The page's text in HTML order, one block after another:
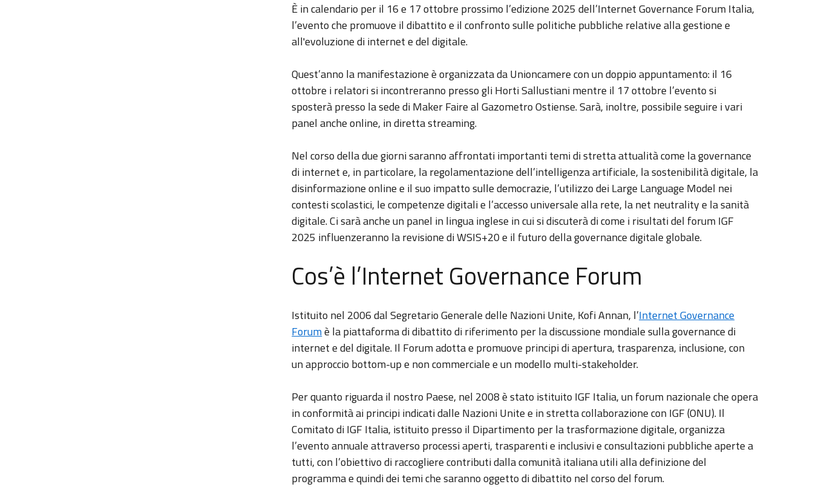
È in calendario per il 16 e 17 ottobre prossimo l’edizione 2025 dell’Internet Governance Forum Italia,
l’evento che promuove il dibattito e il confronto sulle politiche pubbliche relative alla gestione e
all'evoluzione di internet e del digitale.
Quest’anno la manifestazione è organizzata da Unioncamere con un doppio appuntamento: il 16
ottobre i relatori si incontreranno presso gli Horti Sallustiani mentre il 17 ottobre l’evento si
sposterà presso la sede di Maker Faire al Gazometro Ostiense. Sarà, inoltre, possibile seguire i vari
panel anche online, in diretta streaming.
Nel corso della due giorni saranno affrontati importanti temi di stretta attualità come la governance
di internet e, in particolare, la regolamentazione dell’intelligenza artificiale, la sostenibilità digitale, la
disinformazione online e il suo impatto sulle democrazie, l’utilizzo dei Large Language Model nei
contesti scolastici, le competenze digitali e l’accesso universale alla rete, la net neutrality e la sanità
digitale. Ci sarà anche un panel in lingua inglese in cui si discuterà di come i risultati del forum IGF
2025 influenzeranno la revisione di WSIS+20 e il futuro della governance digitale globale.
Cos’è l’Internet Governance Forum
Istituito nel 2006 dal Segretario Generale delle Nazioni Unite, Kofi Annan, l’Internet Governance
Forumè la piattaforma di dibattito di riferimento per la discussione mondiale sulla governance di
internet e del digitale. Il Forum adotta e promuove principi di apertura, trasparenza, inclusione, con
un approccio bottom-up e non commerciale e un modello multi-stakeholder.
Per quanto riguarda il nostro Paese, nel 2008 è stato istituito IGF Italia, un forum nazionale che opera
in conformità ai principi indicati dalle Nazioni Unite e in stretta collaborazione con IGF (ONU). Il
Comitato di IGF Italia, istituito presso il Dipartimento per la trasformazione digitale, organizza
l’evento annuale attraverso processi aperti, trasparenti e inclusivi e consultazioni pubbliche aperte a
tutti, con l’obiettivo di raccogliere contributi dalla comunità italiana utili alla definizione del
programma e quindi dei temi che saranno oggetto di dibattito nel corso del forum.